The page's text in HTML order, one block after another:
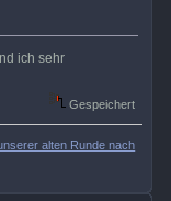
ich sehr
Gespeichert
alten Runde nach